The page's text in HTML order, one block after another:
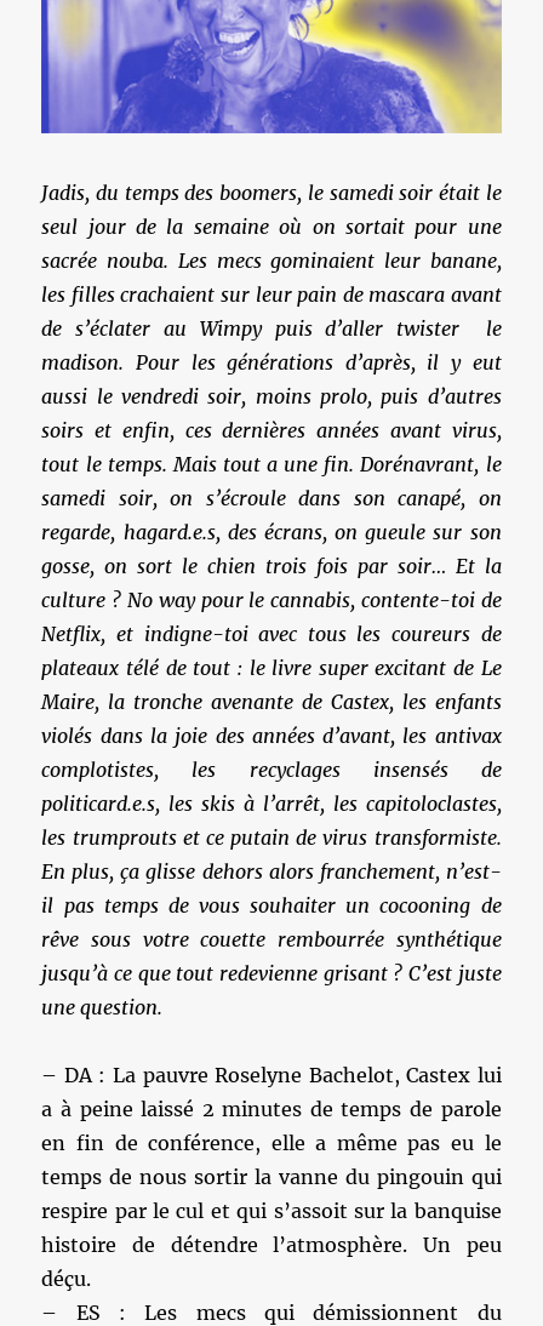
Jadis, du temps des boomers, le samedi soir était le
seul jour de la semaine où on sortait pour une
sacrée nouba. Les mecs gominaient leur banane,
les filles crachaient sur leur pain de mascara avant
de s’éclater au Wimpy puis d’aller twister le
madison. Pour les générations d’après, il y eut
aussi le vendredi soir, moins prolo, puis d’autres
soirs et enfin, ces dernières années avant virus,
tout le temps. Mais tout a une fin. Dorénavrant, le
samedi soir, on s’écroule dans son canapé, on
regarde, hagard.e.s, des écrans, on gueule sur son
gosse, on sort le chien trois fois par soir… Et la
culture ? No way pour le cannabis, contente-toi de
Netflix, et indigne-toi avec tous les coureurs de
plateaux télé de tout : le livre super excitant de Le
Maire, la tronche avenante de Castex, les enfants
violés dans la joie des années d’avant, les antivax
complotistes, les recyclages insensés de
politicard.e.s, les skis à l’arrêt, les capitoloclastes,
les trumprouts et ce putain de virus transformiste.
En plus, ça glisse dehors alors franchement, n’est-
il pas temps de vous souhaiter un cocooning de
rêve sous votre couette rembourrée synthétique
jusqu’à ce que tout redevienne grisant ? C’est juste
une question.
– DA : La pauvre Roselyne Bachelot, Castex lui
a à peine laissé 2 minutes de temps de parole
en fin de conférence, elle a même pas eu le
temps de nous sortir la vanne du pingouin qui
respire par le cul et qui s’assoit sur la banquise
histoire de détendre l’atmosphère. Un peu
déçu.
– ES : Les mecs qui démissionnent du